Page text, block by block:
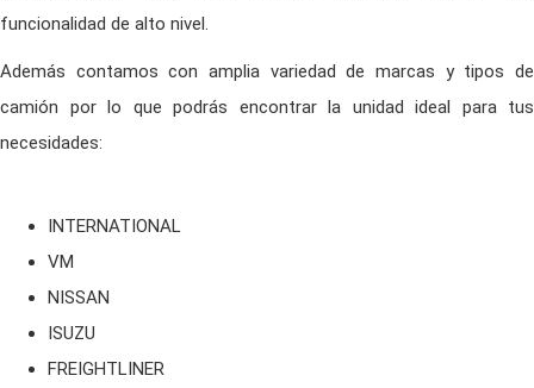
funcionalidad de alto nivel.
Además contamos con amplia variedad de marcas y tipos de
camión por lo que podrás encontrar la unidad ideal para tus
necesidades:
INTERNATIONAL
VM
NISSAN
ISUZU
FREIGHTLINER